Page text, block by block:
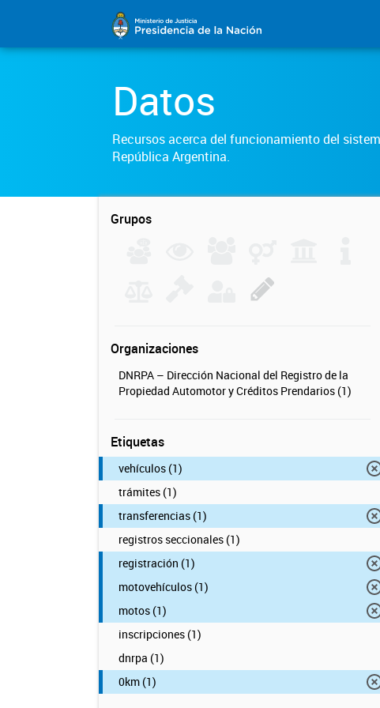
Datos
Recursos acerca del funcionamiento del
República Argentina.
Grupos
Organizaciones
DNRPA – Dirección Nacional del Registro de la
Propiedad Automotor y Créditos Prendarios (1)
Etiquetas
vehículos (1)
trámites (1)
transferencias (1)
registros seccionales (1)
registración (1)
motovehículos (1)
motos (1)
inscripciones (1)
dnrpa (1)
0km (1)